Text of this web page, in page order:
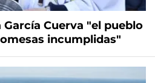
García Cuerva "el pueblo
incumplidas"